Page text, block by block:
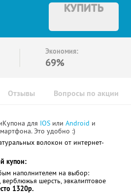
КУПИТЬ
Экономия:
69%
Отзывы Вопросы по акции
для IOS или Android и
Это удобно :)
волокон от интернет-
купон:
наполнителем на выбор:
шерсть, эвкалиптовое
1320р.